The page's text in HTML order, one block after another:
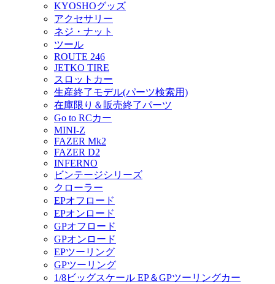
KYOSHOグッズ
アクセサリー
ネジ・ナット
ツール
ROUTE 246
JETKO TIRE
スロットカー
生産終了モデル(パーツ検索用)
在庫限り＆販売終了パーツ
Go to RCカー
MINI-Z
FAZER Mk2
FAZER D2
INFERNO
ビンテージシリーズ
クローラー
EPオフロード
EPオンロード
GPオフロード
GPオンロード
EPツーリング
GPツーリング
1/8ビッグスケール EP＆GPツーリングカー